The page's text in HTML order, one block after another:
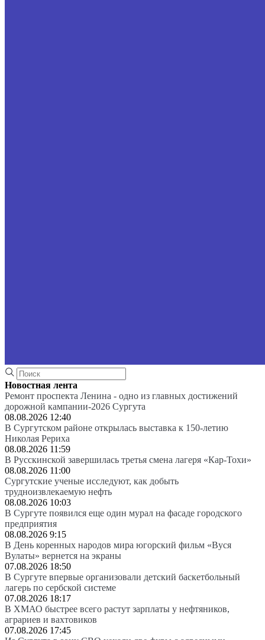
Новостная лента
Ремонт проспекта Ленина - одно из главных достижений
дорожной кампании-2026 Сургута
08.08.2026 12:40
В Сургутском районе открылась выставка к 150-летию
Николая Рериха
08.08.2026 11:59
В Русскинской завершилась третья смена лагеря «Кар-Тохи»
08.08.2026 11:00
Сургутские ученые исследуют, как добыть
трудноизвлекаемую нефть
08.08.2026 10:03
В Сургуте появился еще один мурал на фасаде городского
предприятия
08.08.2026 9:15
В День коренных народов мира югорский фильм «Вуся
Вулаты» вернется на экраны
07.08.2026 18:50
В Сургуте впервые организовали детский баскетбольный
лагерь по сербской системе
07.08.2026 18:17
В ХМАО быстрее всего растут зарплаты у нефтяников,
аграриев и вахтовиков
07.08.2026 17:45